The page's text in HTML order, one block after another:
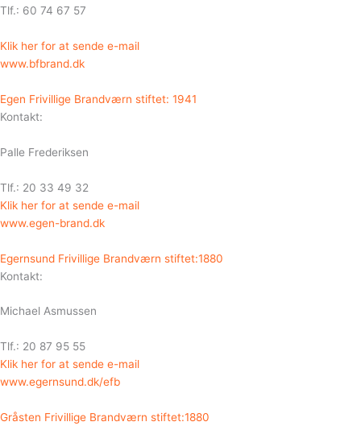
Tlf.: 60 74 67 57
Klik her for at sende e-mail
www.bfbrand.dk
Egen Frivillige Brandværn stiftet: 1941
Kontakt:
Palle Frederiksen
Tlf.: 20 33 49 32
Klik her for at sende e-mail
www.egen-brand.dk
Egernsund Frivillige Brandværn stiftet:1880
Kontakt:
Michael Asmussen
Tlf.: 20 87 95 55
Klik her for at sende e-mail
www.egernsund.dk/efb
Gråsten Frivillige Brandværn stiftet:1880